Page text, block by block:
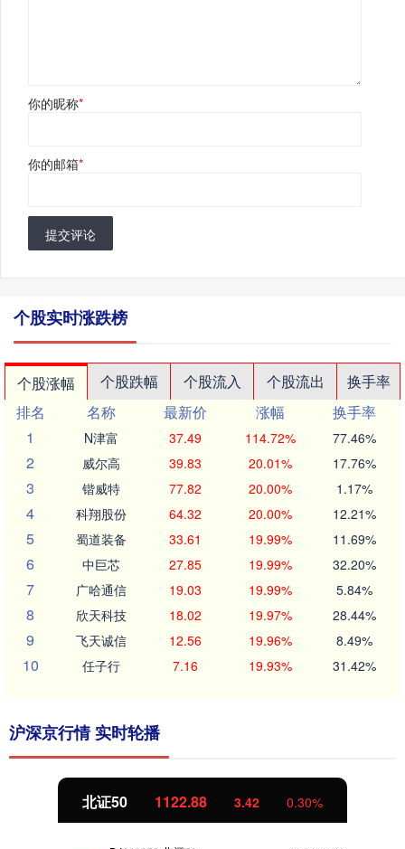
你的昵称*
你的邮箱*
提交评论
个股实时涨跌榜
个股涨幅 个股跌幅 个股流入 个股流出
换手率
排名
名称 最新价 涨幅
换手率
1
N津富 37.49 114.72% 77.46%
2 威尔高 39.83 20.01% 17.76%
3 锴威特 77.82 20.00% 1.17%
4 科翔股份 64.32 20.00% 12.21%
5 蜀道装备 33.61 19.99% 11.69%
6 中巨芯 27.85 19.99% 32.20%
7 广哈通信 19.03 19.99% 5.84%
8 欣天科技 18.02 19.97% 28.44%
9 飞天诚信 12.56 19.96% 8.49%
10 任子行 7.16 19.93% 31.42%
沪深京行情 实时轮播
北证50 1122.88 3.42 0.30%